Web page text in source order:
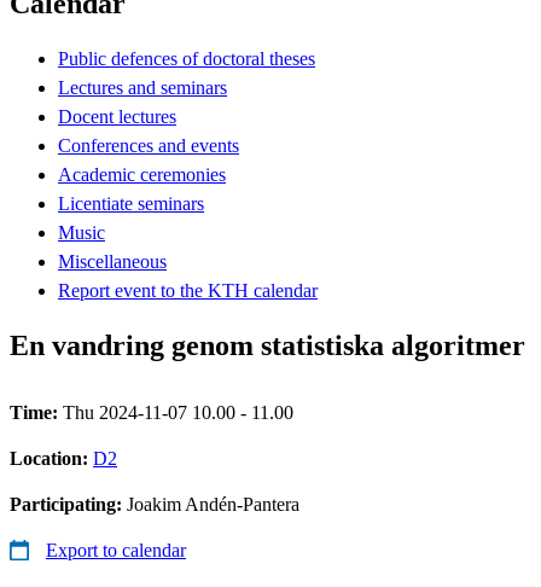
Public defences of doctoral theses
Lectures and seminars
Docent lectures
Conferences and events
Academic ceremonies
Licentiate seminars
Music
Miscellaneous
Report event to the KTH calendar
En vandring genom statistiska algoritmer
Time: Thu 2024-11-07 10.00 - 11.00
Location: D2
Participating: Joakim Andén-Pantera
Export to calendar